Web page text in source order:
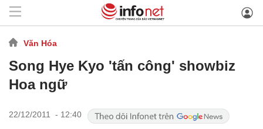
Văn Hóa
Song Hye Kyo 'tấn công' showbiz
Hoa ngữ
22/12/2011 - 12:40